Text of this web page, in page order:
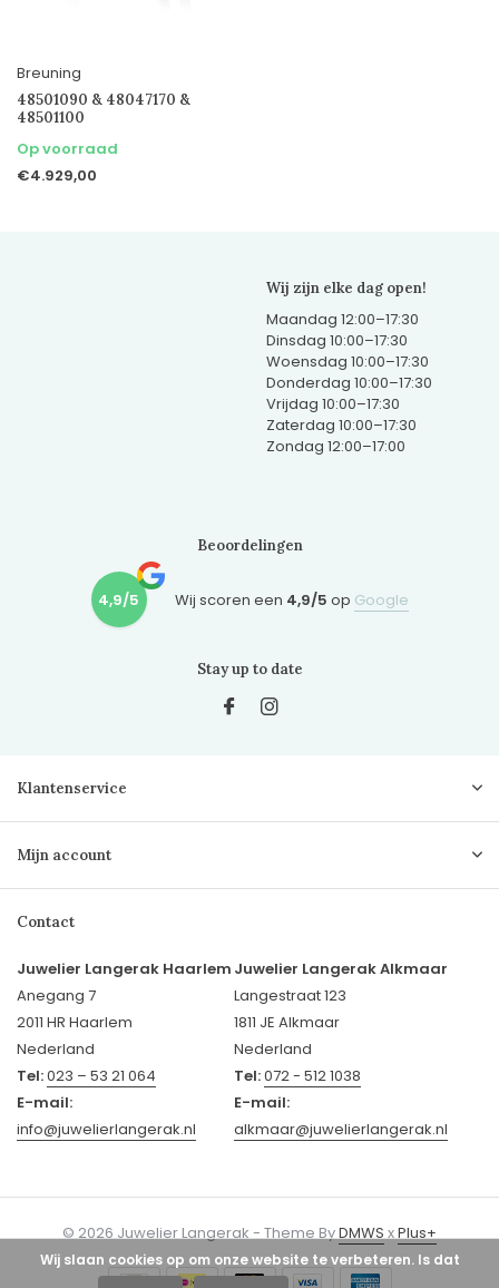
Breuning
48501090 & 48047170 &
48501100
Op voorraad
€4.929,00
Wij zijn elke dag open!
Maandag 12:00–17:30
Dinsdag 10:00–17:30
Woensdag 10:00–17:30
Donderdag 10:00–17:30
Vrijdag 10:00–17:30
Zaterdag 10:00–17:30
Zondag 12:00–17:00
Beoordelingen
4,9/5 Wij scoren een 4,9/5 op Google
Stay up to date
Klantenservice
Mijn account
Contact
Juwelier Langerak Haarlem
Anegang 7
2011 HR Haarlem
Nederland
Tel:023 – 53 21 064
E-mail:
info@juwelierlangerak.nl
Juwelier Langerak Alkmaar
Langestraat 123
1811 JE Alkmaar
Nederland
Tel:072 - 512 1038
E-mail:
alkmaar@juwelierlangerak.nl
© 2026 Juwelier Langerak - Theme ByDMWSxPlus+
Wij slaan cookies op om onze website te verbeteren. Is dat